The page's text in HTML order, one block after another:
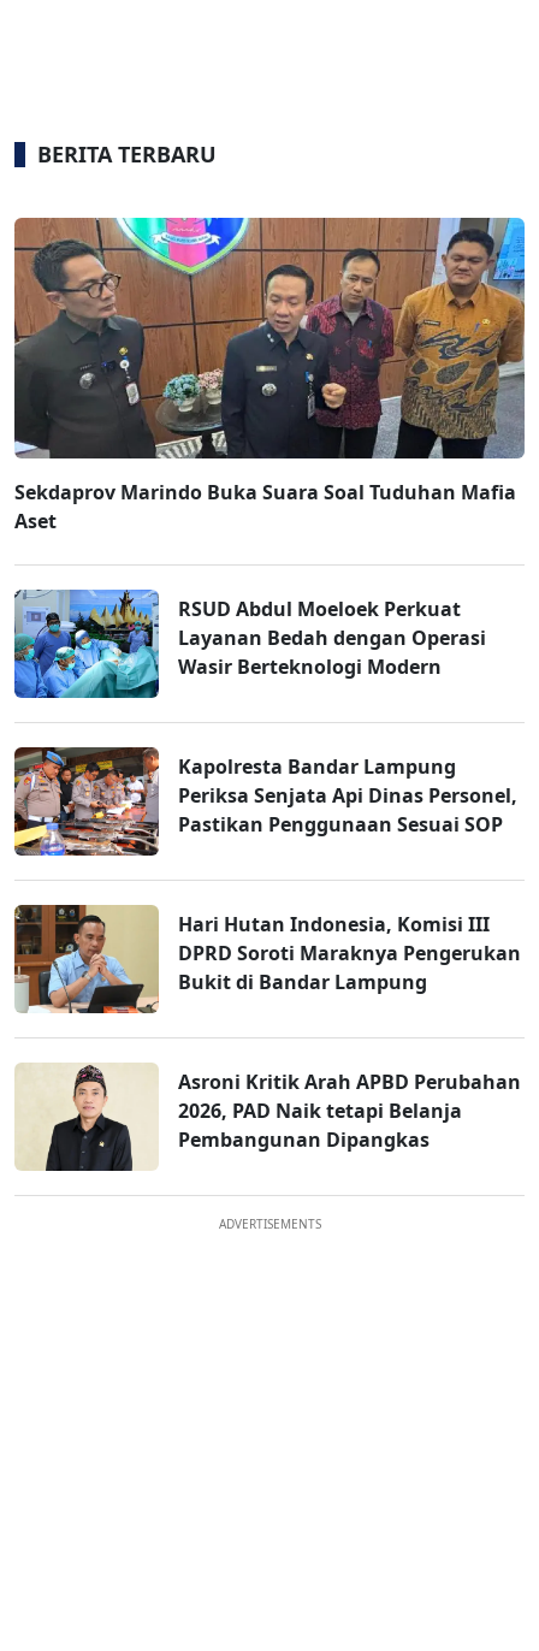
BERITA TERBARU
Sekdaprov Marindo Buka Suara Soal Tuduhan Mafia
Aset
RSUD Abdul Moeloek Perkuat
Layanan Bedah dengan Operasi
Wasir Berteknologi Modern
Kapolresta Bandar Lampung
Periksa Senjata Api Dinas Personel,
Pastikan Penggunaan Sesuai SOP
Hari Hutan Indonesia, Komisi III
DPRD Soroti Maraknya Pengerukan
Bukit di Bandar Lampung
Asroni Kritik Arah APBD Perubahan
2026, PAD Naik tetapi Belanja
Pembangunan Dipangkas
ADVERTISEMENTS